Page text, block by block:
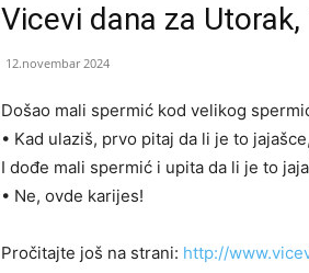
Vicevi dana za
12.novembar 2024
Došao mali spermić kod velikog
• Kad ulaziš, prvo pitaj da li je to
I dođe mali spermić i upita da li je to
• Ne, ovde karijes!
Pročitajte još na strani: http://